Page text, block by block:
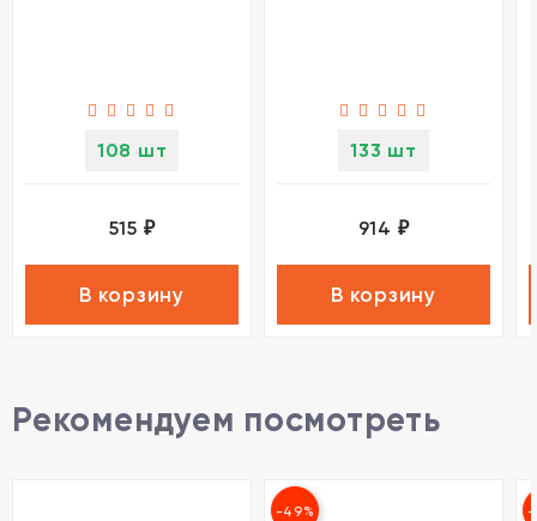
108 шт
515 ₽
В корзину
133 шт
914 ₽
В корзину
Рекомендуем посмотреть
-49% -